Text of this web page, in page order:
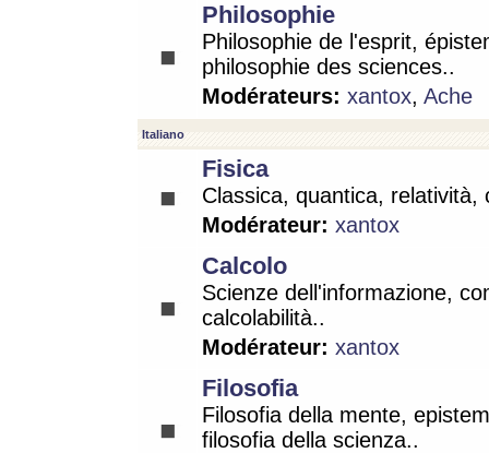
Philosophie
Philosophie de l'esprit,
philosophie des sciences..
Modérateurs: xantox, Ache
Italiano
Fisica
Classica, quantica, relatività,
Modérateur: xantox
Calcolo
Scienze dell'informazione,
calcolabilità..
Modérateur: xantox
Filosofia
Filosofia della mente,
filosofia della scienza..